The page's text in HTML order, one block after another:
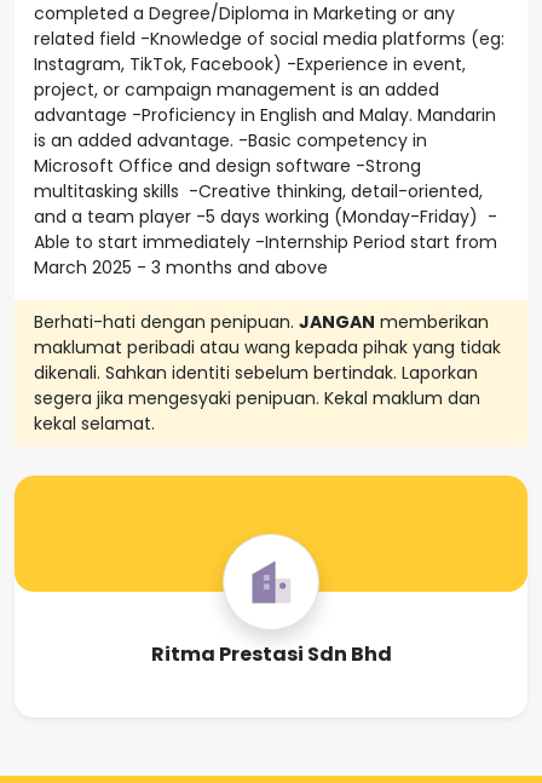
completed a Degree/Diploma in Marketing or any
related field -Knowledge of social media platforms (eg:
Instagram, TikTok, Facebook) -Experience in event,
project, or campaign management is an added
advantage -Proficiency in English and Malay. Mandarin
is an added advantage. -Basic competency in
Microsoft Office and design software -Strong
multitasking skills -Creative thinking, detail-oriented,
and a team player -5 days working (Monday-Friday) -
Able to start immediately -Internship Period start from
March 2025 - 3 months and above
Berhati-hati dengan penipuan. JANGAN memberikan
maklumat peribadi atau wang kepada pihak yang tidak
dikenali. Sahkan identiti sebelum bertindak. Laporkan
segera jika mengesyaki penipuan. Kekal maklum dan
kekal selamat.
Ritma Prestasi Sdn Bhd